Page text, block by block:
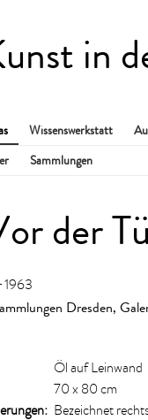
in
Wissenswerkstatt
Sammlungen
der
1963
Dresden,
Öl auf Leinwand
70 x 80 cm
Bezeichnet